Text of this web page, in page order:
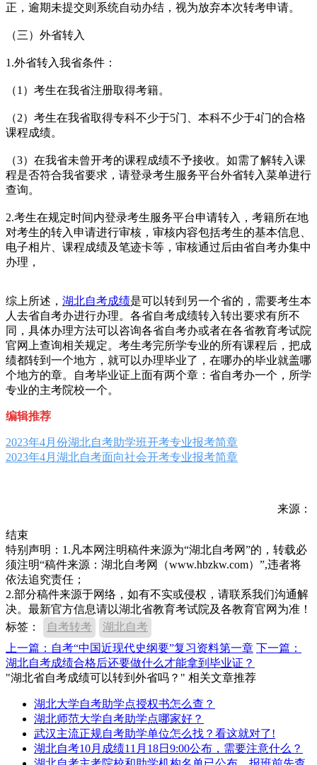
正，逾期未提交则系统自动办结，视为放弃本次转考申请。
（三）外省转入
1.外省转入我省条件：
（1）考生在我省注册取得考籍。
（2）考生在我省取得专科不少于5门、本科不少于4门的合格
课程成绩。
（3）在我省未曾开考的课程成绩不予接收。如需了解转入课
程是否符合我省要求，请登录考生服务平台外省转入菜单进行
查询。
2.考生在规定时间内登录考生服务平台申请转入，考籍所在地
对考生的转入申请进行审核，审核内容包括考生的基本信息、
电子相片、课程成绩及笔迹卡等，审核通过后由省自考办集中
办理，
综上所述， 湖北自考成绩是可以转到另一个省的，需要考生本
人去省自考办进行办理。各省自考成绩转入转出要求有所不
同，具体办理方法可以咨询各省自考办或者在各省教育考试院
官网上查询相关规定。考生考完所学专业的所有课程后，把成
绩都转到一个地方，就可以办理毕业了，在哪办的毕业就盖哪
个地方的章。自考毕业证上面有两个章：省自考办一个，所学
专业的主考院校一个。
编辑推荐
2023年4月份湖北自考助学班开考专业报考简章
2023年4月湖北自考面向社会开考专业报考简章
来源：
结束
特别声明：1.凡本网注明稿件来源为“湖北自考网”的，转载必
须注明“稿件来源：湖北自考网（www.hbzkw.com）”,违者将
依法追究责任；
2.部分稿件来源于网络，如有不实或侵权，请联系我们沟通解
决。最新官方信息请以湖北省教育考试院及各教育官网为准！
标签：
自考转考
湖北自考
上一篇：自考“中国近现代史纲要”复习资料第一章 下一篇：
湖北自考成绩合格后还要做什么才能拿到毕业证？
"湖北省自考成绩可以转到外省吗？" 相关文章推荐
湖北大学自考助学点授权书怎么查？
湖北师范大学自考助学点哪家好？
武汉主流正规自考助学单位怎么找？看这就对了!
湖北自考10月成绩11月18日9:00公布，需要注意什么？